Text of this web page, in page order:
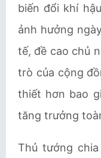
biến đổi khí
ảnh hưởng
tế, đề cao chủ
trò của cộng
thiết hơn bao
tăng trưởng
Thủ tướng